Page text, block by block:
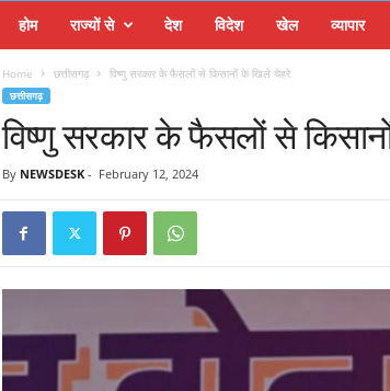
होम राज्यों से देश विदेश खेल व्यापार
Home छत्तीसगढ़ विष्णु सरकार के फैसलों से किसानों के खिले चेहरे
छत्तीसगढ़
विष्णु सरकार के फैसलों से
By NEWSDESK- February 12, 2024